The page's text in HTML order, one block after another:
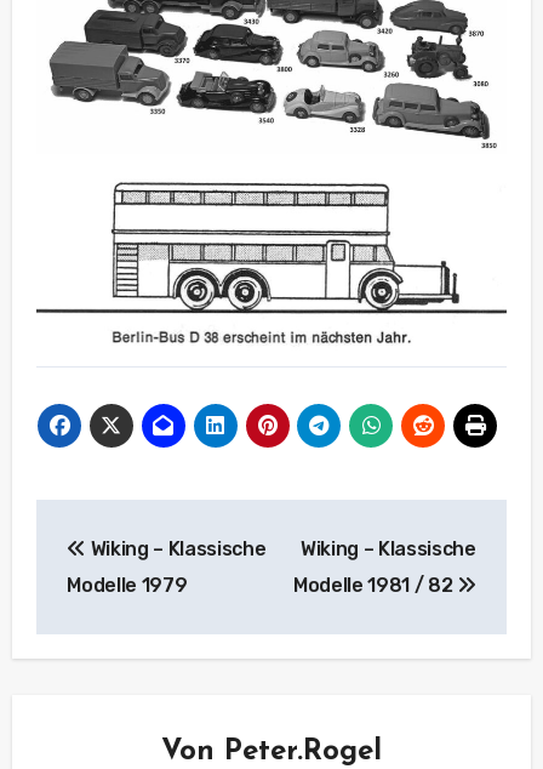
Wiking – Klassische
Modelle 1979
Wiking – Klassische
Modelle 1981 / 82
Von Peter.Rogel